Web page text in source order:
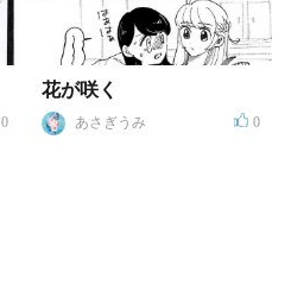
0
花が咲く
あさぎうみ 0